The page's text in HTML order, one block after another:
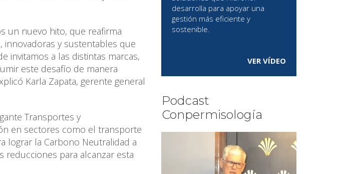
un nuevo hito, que reafirma
y sustentables que
invitamos a las distintas marcas,
este desafío de manera
Karla Zapata, gerente general
Transportes y
en sectores como el transporte
lograr la Carbono Neutralidad a
reducciones para alcanzar esta
desarrolla para apoyar una
gestión más eficiente y
sostenible.
VER VÍDEO
Podcast
Conpermisología